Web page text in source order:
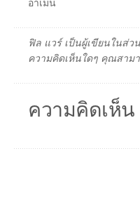
อาเมน
ฟิล แวร์ เป็นผู้เขียนในส่
ความคิดเห็นใดๆ คุณสาม
ความคิดเห็น